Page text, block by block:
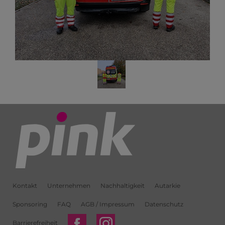
Kontakt Unternehmen Nachhaltigkeit Autarkie
Sponsoring FAQ AGB / Impressum Datenschutz
Barrierefreiheit